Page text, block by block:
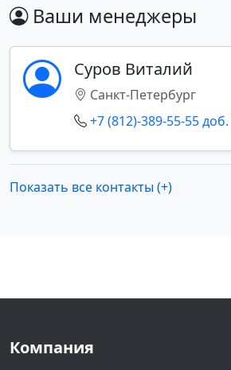
Ваши менеджеры
Суров Виталий
Санкт-Петербург
+7 (812)-389-55-55
Показать все контакты (+)
Компания